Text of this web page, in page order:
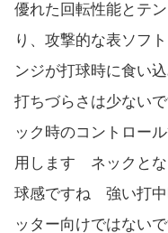
優れた回転性能とテ
り、攻撃的な表ソフ
ンジが打球時に食い
打ちづらさは少ない
ック時のコントロー
用します ネックとな
球感ですね 強い打中
ッター向けではない